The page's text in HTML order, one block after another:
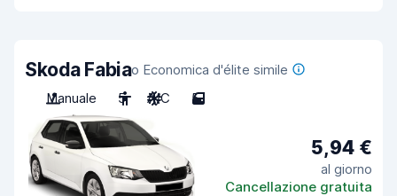
Skoda Fabiao Economica d'élite simile
Manuale
5 A/C 5
5,94 €
al giorno
Cancellazione gratuita